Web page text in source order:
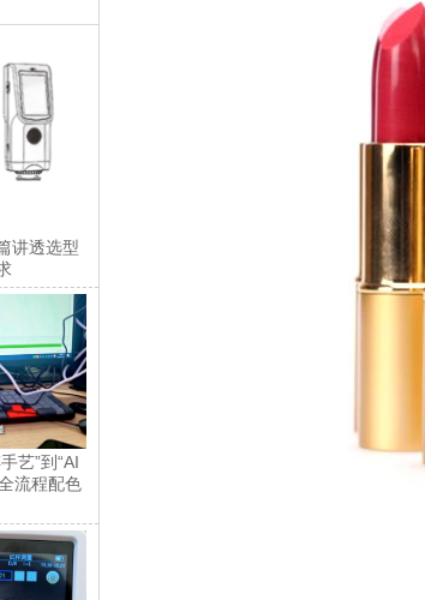
讲透选型
艺”到“AI
流程配色